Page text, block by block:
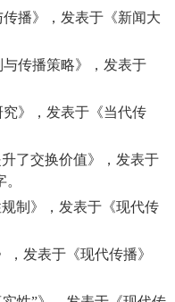
传播》，发表于《新闻大
与传播策略》，发表于
究》，发表于《当代传
升了交换价值》，发表于
规制》，发表于《现代传
，发表于《现代传播》